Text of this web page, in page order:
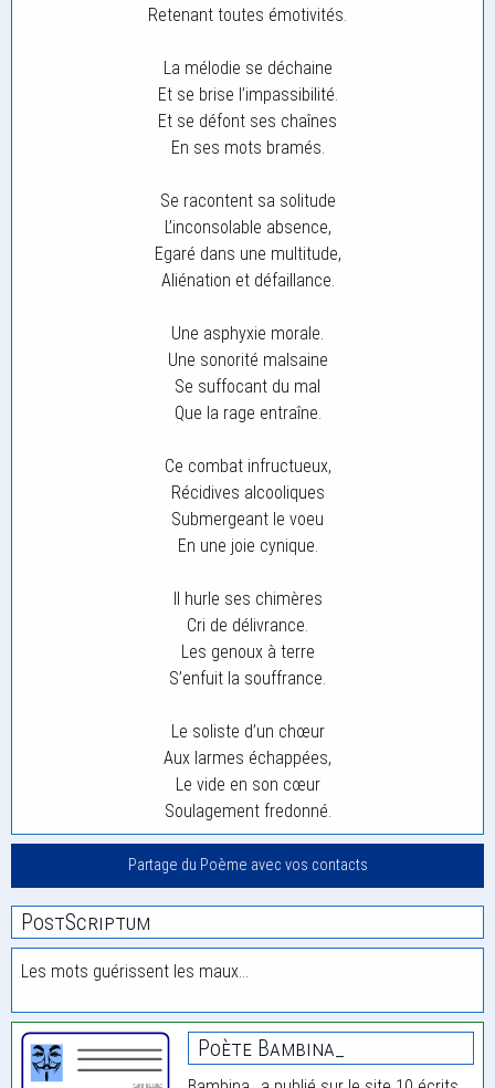
Retenant toutes émotivités.
La mélodie se déchaine
Et se brise l’impassibilité.
Et se défont ses chaînes
En ses mots bramés.
Se racontent sa solitude
L’inconsolable absence,
Egaré dans une multitude,
Aliénation et défaillance.
Une asphyxie morale.
Une sonorité malsaine
Se suffocant du mal
Que la rage entraîne.
Ce combat infructueux,
Récidives alcooliques
Submergeant le voeu
En une joie cynique.
Il hurle ses chimères
Cri de délivrance.
Les genoux à terre
S’enfuit la souffrance.
Le soliste d’un chœur
Aux larmes échappées,
Le vide en son cœur
Soulagement fredonné.
Partage du Poème avec vos contacts
PostScriptum
Les mots guérissent les maux…
Poète Bambina_